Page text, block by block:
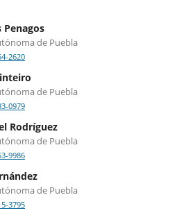
Penagos
de Puebla
2620
de Puebla
0979
Rodríguez
de Puebla
9986
de Puebla
3795